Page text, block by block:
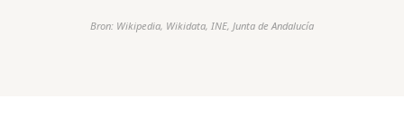
Bron: Wikipedia, Wikidata, INE, Junta de Andalucía